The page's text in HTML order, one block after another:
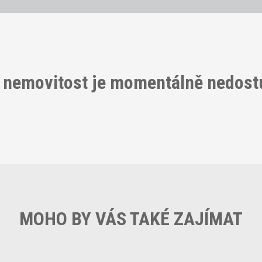
nemovitost je momentálně
MOHO BY VÁS TAKÉ ZAJÍMAT